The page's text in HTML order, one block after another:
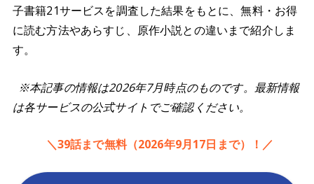
子書籍21サービスを調査した結果をもとに、無料・お得
に読む方法やあらすじ、原作小説との違いまで紹介しま
す。
※本記事の情報は2026年7月時点のものです。最新情報
は各サービスの公式サイトでご確認ください。
＼39話まで無料（2026年9月17日まで）！／